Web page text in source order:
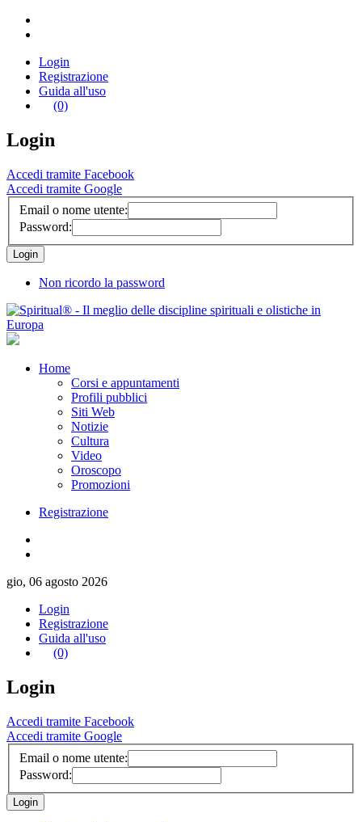
Login
Registrazione
Guida all'uso
(0)
Login
Accedi tramite Facebook
Accedi tramite Google
Email o nome utente:
Password:
Non ricordo la password
Home
Corsi e appuntamenti
Profili pubblici
Siti Web
Notizie
Cultura
Video
Oroscopo
Promozioni
Registrazione
gio, 06 agosto 2026
Login
Registrazione
Guida all'uso
(0)
Login
Accedi tramite Facebook
Accedi tramite Google
Email o nome utente:
Password: